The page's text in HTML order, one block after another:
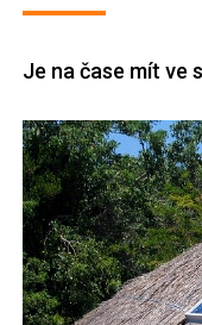
Je na čase mít ve